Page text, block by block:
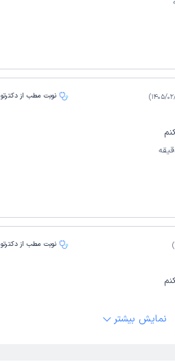
1405/
) نوبت مطب از دکترتو
) نوبت مطب از دکترتو
با اخلاق. دکتر بسیار حرفه ای و مجرب
نمایش بیشتر